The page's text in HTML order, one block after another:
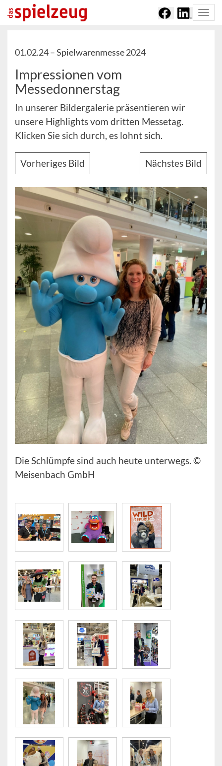
01.02.24 –Spielwarenmesse 2024
Impressionen vom
Messedonnerstag
In unserer Bildergalerie präsentieren wir
unsere Highlights vom dritten Messetag.
Klicken Sie sich durch, es lohnt sich.
Vorheriges Bild Nächstes Bild
Die Schlümpfe sind auch heute unterwegs. ©
Meisenbach GmbH